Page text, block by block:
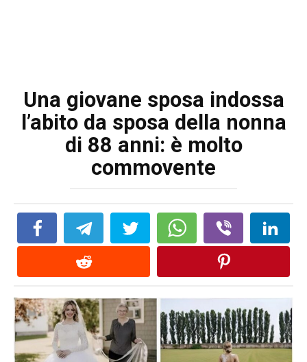
Una giovane sposa indossa
l’abito da sposa della nonna
di 88 anni: è molto
commovente